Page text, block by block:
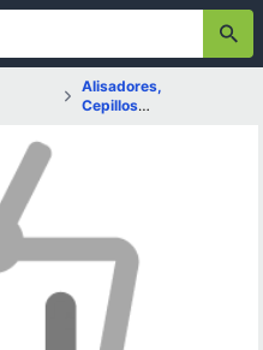
Alisadores,
Cepillos